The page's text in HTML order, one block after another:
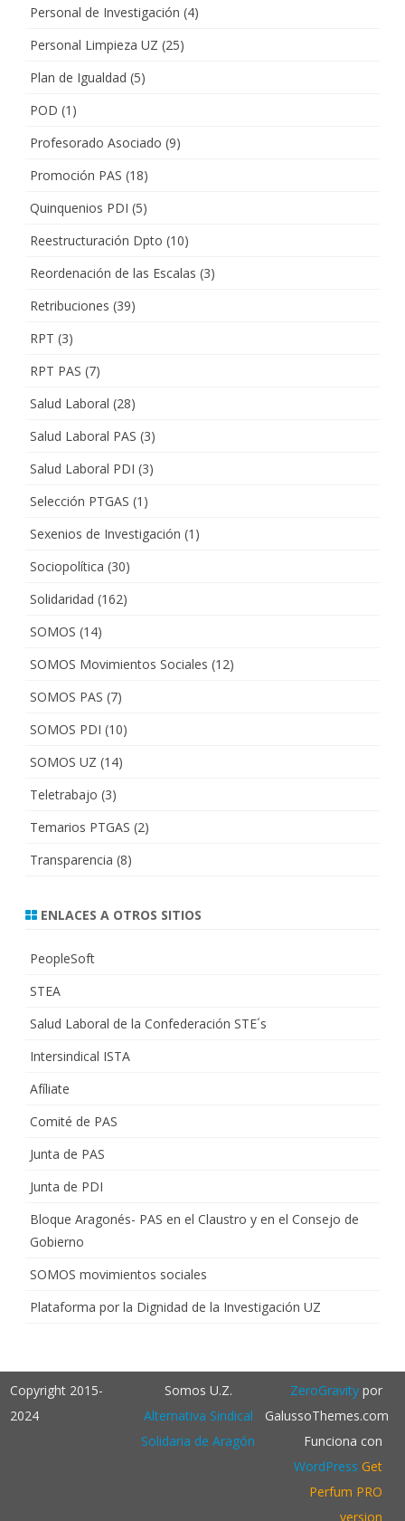
Personal de Investigación (4)
Personal Limpieza UZ (25)
Plan de Igualdad (5)
POD (1)
Profesorado Asociado (9)
Promoción PAS (18)
Quinquenios PDI (5)
Reestructuración Dpto (10)
Reordenación de las Escalas (3)
Retribuciones (39)
RPT (3)
RPT PAS (7)
Salud Laboral (28)
Salud Laboral PAS (3)
Salud Laboral PDI (3)
Selección PTGAS (1)
Sexenios de Investigación (1)
Sociopolítica (30)
Solidaridad (162)
SOMOS (14)
SOMOS Movimientos Sociales (12)
SOMOS PAS (7)
SOMOS PDI (10)
SOMOS UZ (14)
Teletrabajo (3)
Temarios PTGAS (2)
Transparencia (8)
ENLACES A OTROS SITIOS
PeopleSoft
STEA
Salud Laboral de la Confederación STE´s
Intersindical ISTA
Afíliate
Comité de PAS
Junta de PAS
Junta de PDI
Bloque Aragonés- PAS en el Claustro y en el Consejo de
Gobierno
SOMOS movimientos sociales
Plataforma por la Dignidad de la Investigación UZ
Copyright 2015-
2024
Somos U.Z.
Alternativa Sindical
Solidaria de Aragón
ZeroGravitypor
GalussoThemes.com
Funciona con
WordPress Get
Perfum PRO
version